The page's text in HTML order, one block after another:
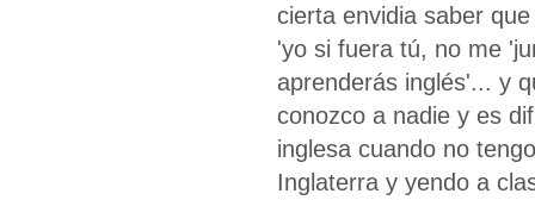
cierta envidia saber
'yo si fuera tú, no me
aprenderás inglés'... y
conozco a nadie y es
inglesa cuando no
Inglaterra y yendo a